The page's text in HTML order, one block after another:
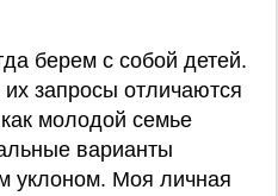
берем с собой детей.
запросы отличаются
молодой семье
варианты
уклоном. Моя личная